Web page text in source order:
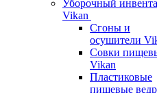
Уборочный
Vikan
Сгоны и
осушители
Совки
Vikan
Пластиковые
пищевые